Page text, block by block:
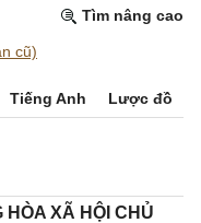
Tìm nâng cao
cũ)
Tiếng Anh Lược đồ
HÒA XÃ HỘI CHỦ